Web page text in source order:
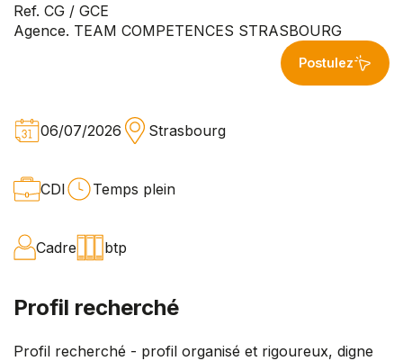
Ref. CG / GCE
Agence. TEAM COMPETENCES STRASBOURG
Postulez
06/07/2026 Strasbourg
CDI Temps plein
Cadre btp
Profil recherché
Profil recherché - profil organisé et rigoureux, digne